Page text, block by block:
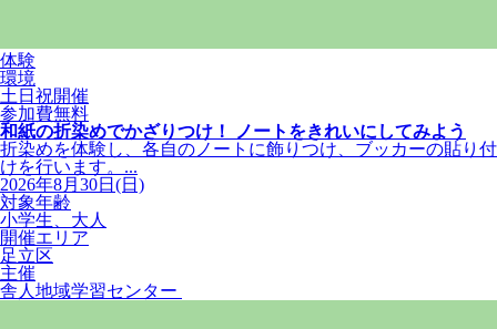
体験
環境
土日祝開催
参加費無料
和紙の折染めでかざりつけ！ ノートをきれいにしてみよう
折染めを体験し、各自のノートに飾りつけ、ブッカーの貼り付
けを行います。...
2026年8月30日(日)
対象年齢
小学生、大人
開催エリア
足立区
主催
舎人地域学習センター